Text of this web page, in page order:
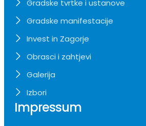
Gradske tvrtke i ustanove
Gradske manifestacije
Invest in Zagorje
Obrasci i zahtjevi
Galerija
Izbori
Impressum